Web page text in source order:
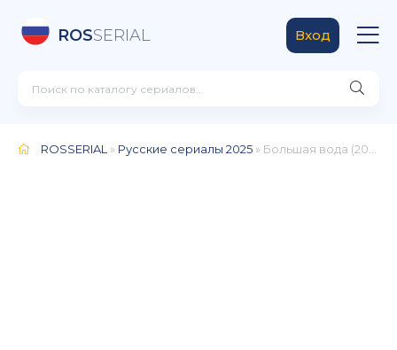
ROSSERIAL Вход
ROSSERIAL » Русские сериалы 2025 » Большая вода (2025)